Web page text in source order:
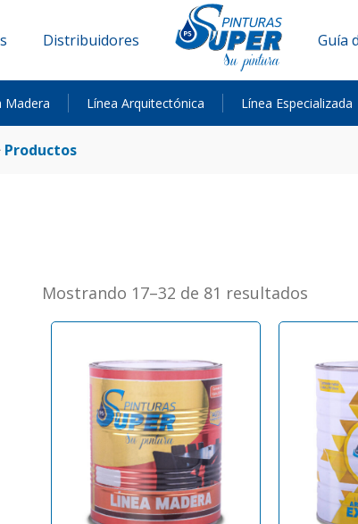
Distribuidores Guía
Madera Línea Arquitectónica Línea Especializada
productos
Mostrando 17–32 de 81 resultados